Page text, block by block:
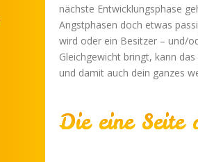
nächste Entwicklungsphase
Angstphasen doch etwas
wird oder ein Besitzer – und/
Gleichgewicht bringt, kann
und damit auch dein ganzes
Die eine Seite